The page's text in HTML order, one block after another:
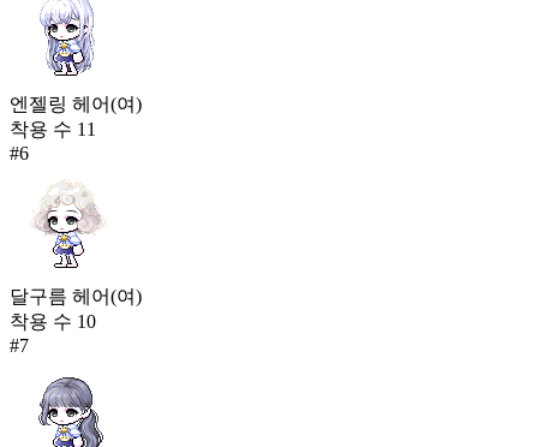
엔젤링 헤어(여)
착용 수 11
#6
달구름 헤어(여)
착용 수 10
#7